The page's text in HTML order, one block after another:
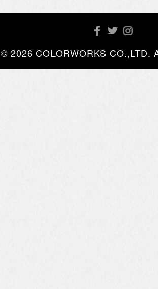
© 2026 COLORWORKS CO.,LTD.